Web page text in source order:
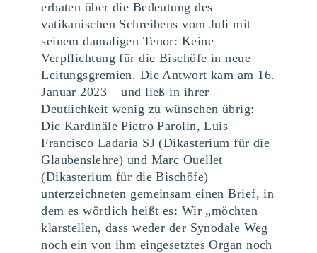
erbaten über die Bedeutung des
vatikanischen Schreibens vom Juli mit
seinem damaligen Tenor: Keine
Verpflichtung für die Bischöfe in neue
Leitungsgremien. Die Antwort kam am 16.
Januar 2023 – und ließ in ihrer
Deutlichkeit wenig zu wünschen übrig:
Die Kardinäle Pietro Parolin, Luis
Francisco Ladaria SJ (Dikasterium für die
Glaubenslehre) und Marc Ouellet
(Dikasterium für die Bischöfe)
unterzeichneten gemeinsam einen Brief, in
dem es wörtlich heißt es: Wir „möchten
klarstellen, dass weder der Synodale Weg
noch ein von ihm eingesetztes Organ noch